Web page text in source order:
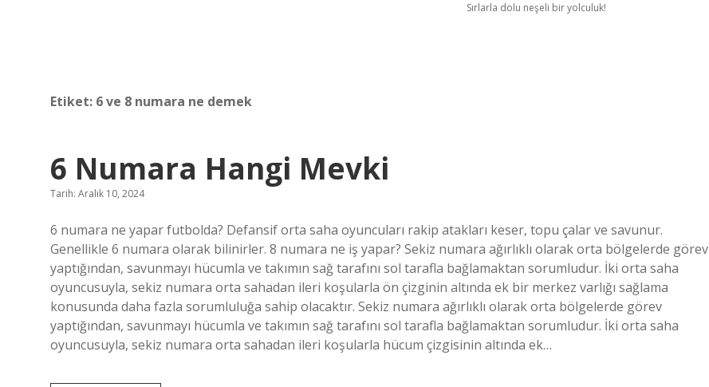
Sırlarla dolu neşeli bir yolculuk!
Etiket: 6 ve 8 numara ne demek
6 Numara Hangi Mevki
Tarih: Aralık 10, 2024
6 numara ne yapar futbolda? Defansif orta saha oyuncuları rakip atakları keser, topu çalar ve savunur.
Genellikle 6 numara olarak bilinirler. 8 numara ne iş yapar? Sekiz numara ağırlıklı olarak orta bölgelerde görev
yaptığından, savunmayı hücumla ve takımın sağ tarafını sol tarafla bağlamaktan sorumludur. İki orta saha
oyuncusuyla, sekiz numara orta sahadan ileri koşularla ön çizginin altında ek bir merkez varlığı sağlama
konusunda daha fazla sorumluluğa sahip olacaktır. Sekiz numara ağırlıklı olarak orta bölgelerde görev
yaptığından, savunmayı hücumla ve takımın sağ tarafını sol tarafla bağlamaktan sorumludur. İki orta saha
oyuncusuyla, sekiz numara orta sahadan ileri koşularla hücum çizgisinin altında ek…